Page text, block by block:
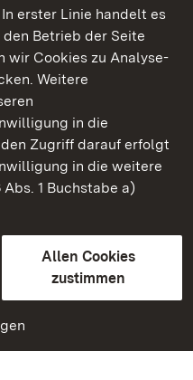
erster Linie handelt es
Betrieb der Seite
wir Cookies zu Analyse-
Weitere
in die
Zugriff darauf erfolgt
in die weitere
1 Buchstabe a)
Allen Cookies
zustimmen
Baden-Württemberg